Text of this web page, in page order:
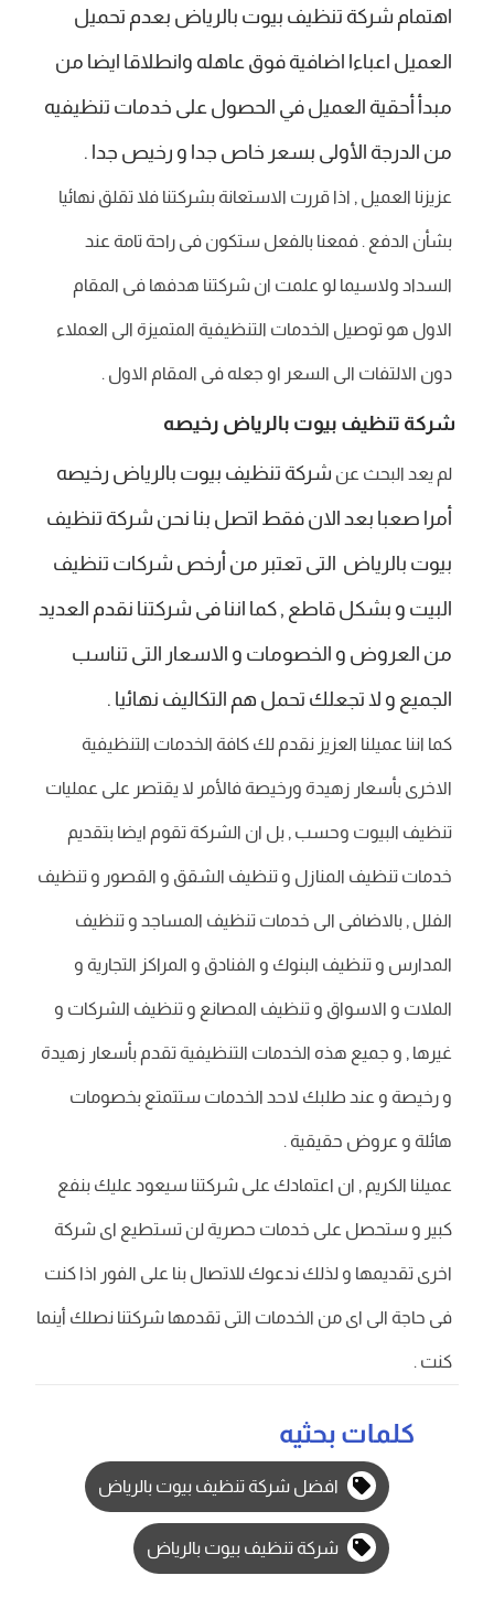
اهتمام شركة تنظيف بيوت بالرياض بعدم تحميل
العميل اعباءا اضافية فوق عاهله وانطلاقا ايضا من
مبدأ أحقية العميل في الحصول على خدمات تنظيفيه
من الدرجة الأولى بسعر خاص جدا و رخيص جدا .
عزيزنا العميل , اذا قررت الاستعانة بشركتنا فلا تقلق نهائيا
بشأن الدفع . فمعنا بالفعل ستكون فى راحة تامة عند
السداد ولاسيما لو علمت ان شركتنا هدفها فى المقام
الاول هو توصيل الخدمات التنظيفية المتميزة الى العملاء
دون الالتفات الى السعر او جعله فى المقام الاول .
شركة تنظيف بيوت بالرياض رخيصه
لم يعد البحث عن شركة تنظيف بيوت بالرياض رخيصه
أمرا صعبا بعد الان فقط اتصل بنا نحن شركة تنظيف
بيوت بالرياض التى تعتبر من أرخص شركات تنظيف
البيت و بشكل قاطع , كما اننا فى شركتنا نقدم العديد
من العروض و الخصومات و الاسعار التى تناسب
الجميع و لا تجعلك تحمل هم التكاليف نهائيا .
كما اننا عميلنا العزيز نقدم لك كافة الخدمات التنظيفية
الاخرى بأسعار زهيدة ورخيصة فالأمر لا يقتصر على عمليات
تنظيف البيوت وحسب , بل ان الشركة تقوم ايضا بتقديم
خدمات تنظيف المنازل و تنظيف الشقق و القصور و تنظيف
الفلل , بالاضافى الى خدمات تنظيف المساجد و تنظيف
المدارس و تنظيف البنوك و الفنادق و المراكز التجارية و
الملات و الاسواق و تنظيف المصانع و تنظيف الشركات و
غيرها , و جميع هذه الخدمات التنظيفية تقدم بأسعار زهيدة
و رخيصة و عند طلبك لاحد الخدمات ستتمتع بخصومات
هائلة و عروض حقيقية .
عميلنا الكريم , ان اعتمادك على شركتنا سيعود عليك بنفع
كبير و ستحصل على خدمات حصرية لن تستطيع اى شركة
اخرى تقديمها و لذلك ندعوك للاتصال بنا على الفور اذا كنت
فى حاجة الى اى من الخدمات التى تقدمها شركتنا نصلك أينما
كنت .
كلمات بحثيه
افضل شركة تنظيف بيوت بالرياض
شركة تنظيف بيوت بالرياض